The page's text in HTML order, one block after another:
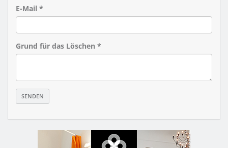
E-Mail *
Grund für das Löschen *